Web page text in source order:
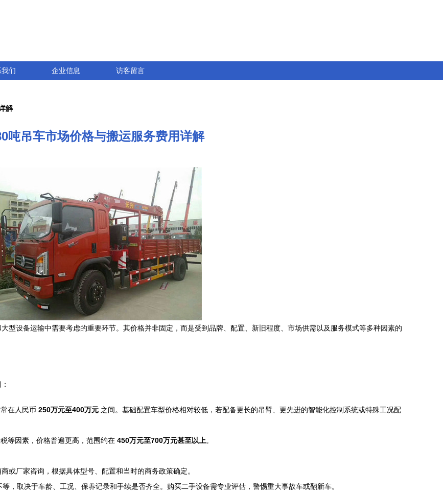
们 企业信息 访客留言
解
吨吊车市场价格与搬运服务费用详解
型设备运输中需要考虑的重要环节。其价格并非固定，而是受到品牌、配置、新旧程度、市场供需以及服务模式等多种因素的
在人民币 250万元至400万元 之间。基础配置车型价格相对较低，若配备更长的吊臂、更先进的智能化控制系统或特殊工况配
等因素，价格普遍更高，范围约在 450万元至700万元甚至以上。
或厂家咨询，根据具体型号、配置和当时的商务政策确定。
，取决于车龄、工况、保养记录和手续是否齐全。购买二手设备需专业评估，警惕重大事故车或翻新车。